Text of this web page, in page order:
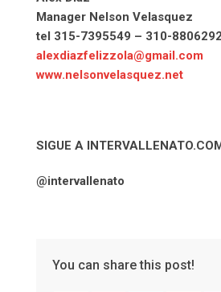
Manager Nelson Velasquez
tel 315-7395549 – 310-8806292
alexdiazfelizzola@gmail.com
www.nelsonvelasquez.net
SIGUE A
@intervallenato
You can share this post!